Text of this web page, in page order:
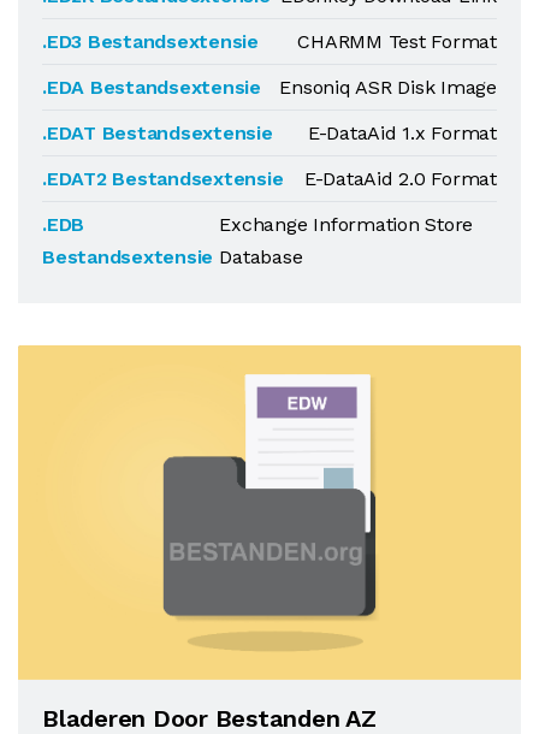
.ED3 Bestandsextensie
CHARMM Test Format
.EDA Bestandsextensie
Ensoniq ASR Disk Image
.EDAT Bestandsextensie
E-DataAid 1.x Format
.EDAT2 Bestandsextensie
E-DataAid 2.0 Format
.EDB
Bestandsextensie
Exchange Information Store
Database
Bladeren Door Bestanden AZ